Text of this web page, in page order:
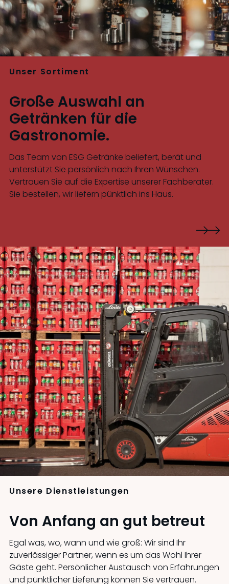
Unser Sortiment
Große Auswahl an
Getränken für die
Gastronomie.
Das Team von ESG Getränke beliefert, berät und
unterstützt Sie persönlich nach Ihren Wünschen.
Vertrauen Sie auf die Expertise unserer Fachberater.
Sie bestellen, wir liefern pünktlich ins Haus.
Unsere Dienstleistungen
Von Anfang an gut betreut
Egal was, wo, wann und wie groß: Wir sind Ihr
zuverlässiger Partner, wenn es um das Wohl Ihrer
Gäste geht. Persönlicher Austausch von Erfahrungen
und pünktlicher Lieferung können Sie vertrauen.